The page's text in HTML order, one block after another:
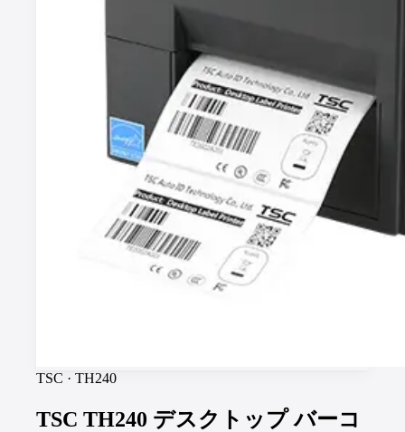
TSC · TH240
TSC TH240 デスクトップ バーコ